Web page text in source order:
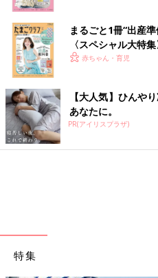
妊娠日数・生後日数に合わせて
け。同じ出産月のママ同士で情
きる「ルーム」や、写真だけで
育児中におススメの本
まるごと1冊“出産
〈スペシャル大特
赤ちゃん・育児
【大人気】ひんや
あなたに。
PR(アイリスプラザ)
特集